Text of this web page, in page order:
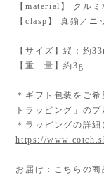
【material】 クル
【clasp】 真鍮／ニ
【サイズ】縦：約
【重 量】約3g
＊ギフト包装をご
トラッピング」の
＊ラッピングの詳
https://
お届け：こちらの